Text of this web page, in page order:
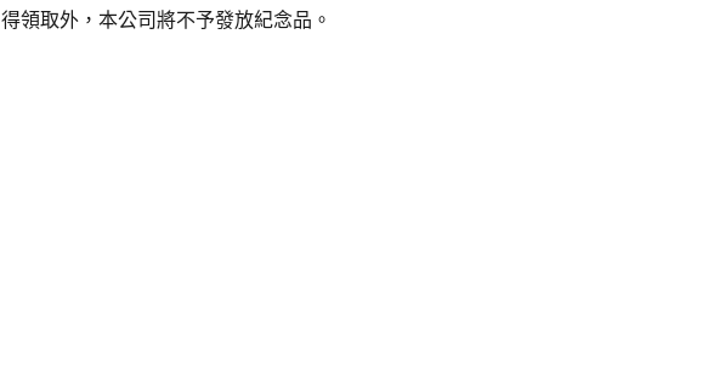
得領取外，本公司將不予發放紀念品。